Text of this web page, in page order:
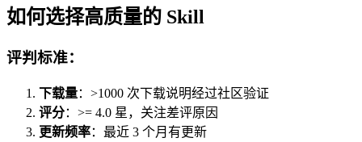
如何选择高质量的 Skill
评判标准：
下载量：>1000 次下载说明经过社区验证
评分：>= 4.0 星，关注差评原因
更新频率：最近 3 个月有更新